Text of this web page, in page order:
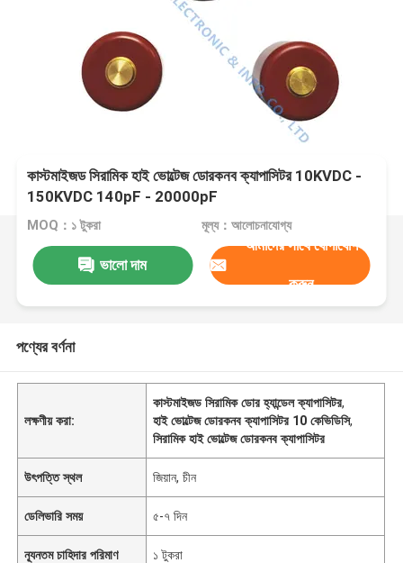
কাস্টমাইজড সিরামিক হাই ভোল্টেজ ডোরকনব ক্যাপাসিটর 10KVDC -
150KVDC 140pF - 20000pF
MOQ：১ টুকরা মূল্য：আলোচনাযোগ্য
ভালো দাম
আমাদের সাথে যোগাযোগ
করুন
পণ্যের বর্ণনা
লক্ষণীয় করা:
কাস্টমাইজড সিরামিক ডোর হ্যান্ডেল ক্যাপাসিটর,
হাই ভোল্টেজ ডোরকনব ক্যাপাসিটর 10 কেভিডিসি,
সিরামিক হাই ভোল্টেজ ডোরকনব ক্যাপাসিটর
উৎপত্তি স্থল জিয়ান, চীন
ডেলিভারি সময় ৫-৭ দিন
ন্যূনতম চাহিদার পরিমাণ ১ টুকরা